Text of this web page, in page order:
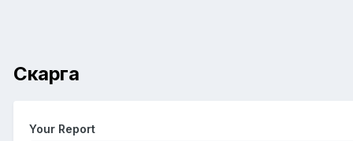
Скарга
Your Report